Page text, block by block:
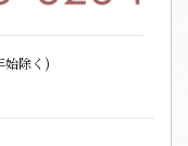
始除く)